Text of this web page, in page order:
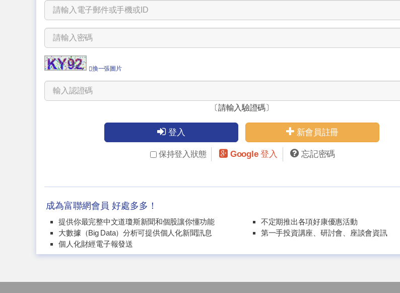
換一張圖片
〔請輸入驗證碼〕
登入 新會員註冊
保持登入狀態 Google 登入 忘記密碼
成為富聯網會員 好處多多！
提供你最完整中文道瓊斯新聞和個股讓你懂功能
大數據（Big Data）分析可提供個人化新聞訊息
個人化財經電子報發送
不定期推出各項好康優惠活動
第一手投資講座、研討會、座談會資訊